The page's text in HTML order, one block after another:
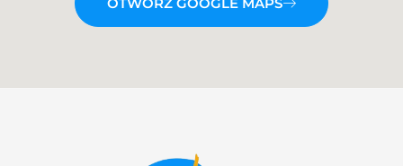
OTWÓRZ GOOGLE MAPS